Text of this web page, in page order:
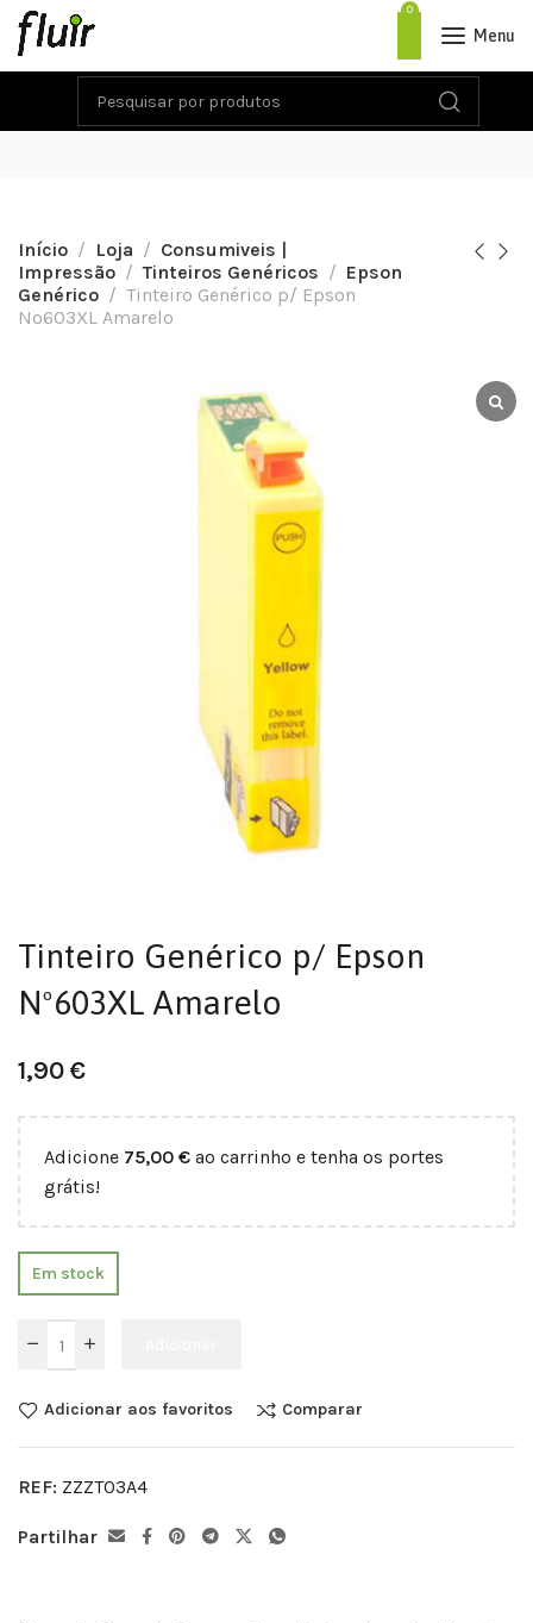
0
Menu
Início Loja
Consumiveis |
Impressão
Tinteiros Genéricos
Epson
Genérico
Tinteiro Genérico p/ Epson
Nº603XL Amarelo
Tinteiro Genérico p/ Epson
Nº603XL Amarelo
1,90€
Adicione 75,00 € ao carrinho e tenha os portes
grátis!
Em stock
Adicionar aos favoritos Comparar
REF: ZZZT03A4
Partilhar